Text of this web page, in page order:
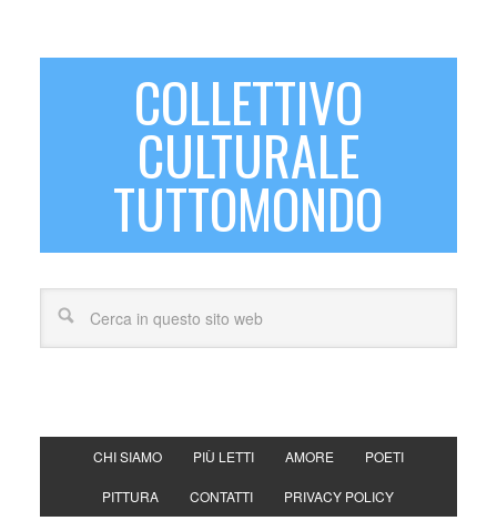
COLLETTIVO
CULTURALE
TUTTOMONDO
CHI SIAMO PIÙ LETTI AMORE POETI
PITTURA CONTATTI PRIVACY POLICY